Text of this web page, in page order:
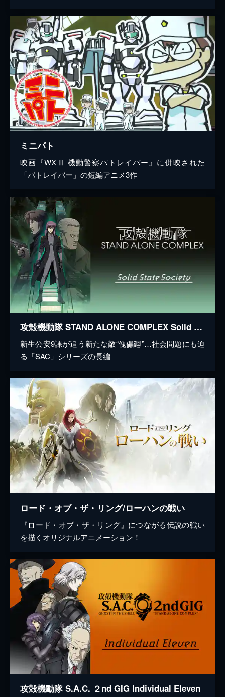
ミニパト
映画『WXⅢ 機動警察パトレイバー』に併映された
「パトレイバー」の短編アニメ3作
攻殻機動隊 STAND ALONE COMPLEX Solid State Society
新生公安9課が追う新たな敵“傀儡廻”…社会問題にも迫
る「SAC」シリーズの長編
ロード・オブ・ザ・リング/ローハンの戦い
『ロード・オブ・ザ・リング』につながる伝説の戦い
を描くオリジナルアニメーション！
攻殻機動隊 S.A.C. ２nd GIG Individual Eleven